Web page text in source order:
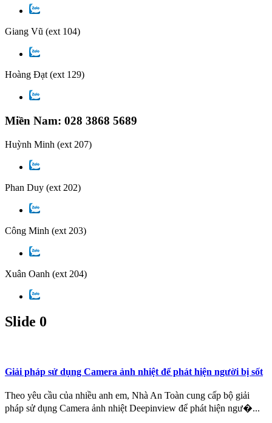
Giang Vũ (ext 104)
Hoàng Đạt (ext 129)
Miền Nam: 028 3868 5689
Huỳnh Minh (ext 207)
Phan Duy (ext 202)
Công Minh (ext 203)
Xuân Oanh (ext 204)
Slide 0
Giải pháp sử dụng Camera ảnh nhiệt để phát hiện người bị sốt
Theo yêu cầu của nhiều anh em, Nhà An Toàn cung cấp bộ giải
pháp sử dụng Camera ảnh nhiệt Deepinview để phát hiện ngư�...